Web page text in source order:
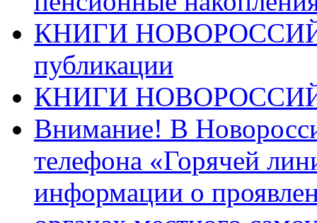
КНИГИ
публикации
КНИГИ
Внимание! В
телефона «Горячей
информации о